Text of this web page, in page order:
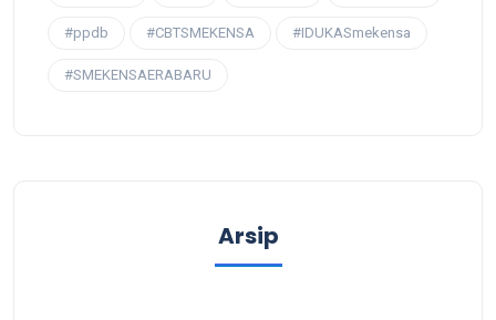
#ppdb #CBTSMEKENSA #IDUKASmekensa
#SMEKENSAERABARU
Arsip